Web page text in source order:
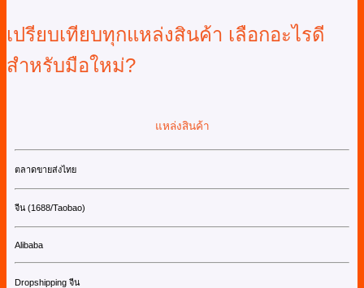
เปรียบเทียบทุกแหล่งสินค้า เลือกอะไรดี
สำหรับมือใหม่?
แหล่งสินค้า
ตลาดขายส่งไทย
จีน (1688/Taobao)
Alibaba
Dropshipping จีน